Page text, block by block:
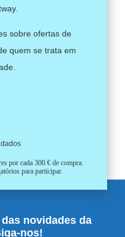
sobre ofertas de
quem se trata em
.
por cada 300 € de compra.
para participar.
novidades da
nos!